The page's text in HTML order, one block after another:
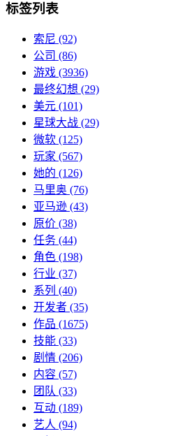
标签列表
索尼 (92)
公司 (86)
游戏 (3936)
最终幻想 (29)
美元 (101)
星球大战 (29)
微软 (125)
玩家 (567)
她的 (126)
马里奥 (76)
亚马逊 (43)
原价 (38)
任务 (44)
角色 (198)
行业 (37)
系列 (40)
开发者 (35)
作品 (1675)
技能 (33)
剧情 (206)
内容 (57)
团队 (33)
互动 (189)
艺人 (94)